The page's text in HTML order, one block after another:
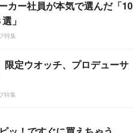
カー社員が本気で選んだ「10
」
特集
限定ウオッチ、プロデューサ
特集